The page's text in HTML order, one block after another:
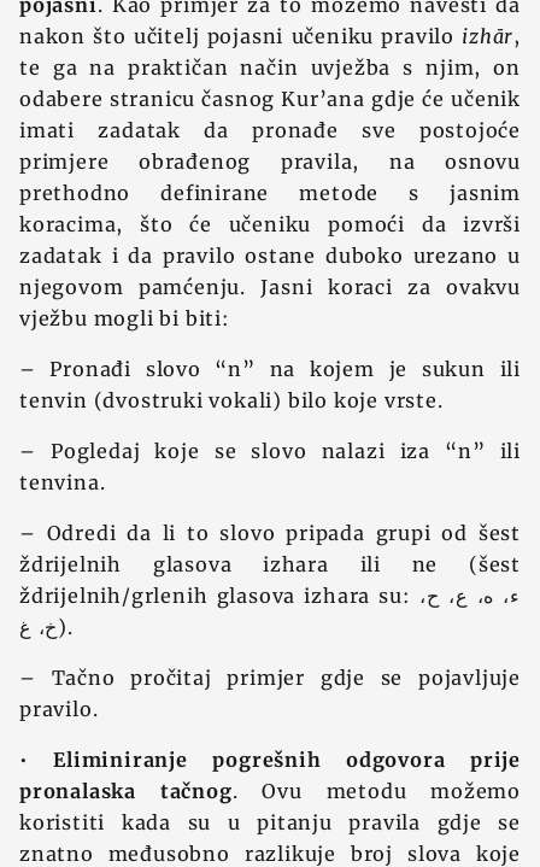
pojasni. Kao primjer za to možemo navesti da
nakon što učitelj pojasni učeniku pravilo izhār,
te ga na praktičan način uvježba s njim, on
odabere stranicu časnog Kur’ana gdje će učenik
imati zadatak da pronađe sve postojoće
primjere obrađenog pravila, na osnovu
prethodno definirane metode s jasnim
koracima, što će učeniku pomoći da izvrši
zadatak i da pravilo ostane duboko urezano u
njegovom pamćenju. Jasni koraci za ovakvu
vježbu mogli bi biti:
– Pronađi slovo “n” na kojem je sukun ili
tenvin (dvostruki vokali) bilo koje vrste.
– Pogledaj koje se slovo nalazi iza “n” ili
tenvina.
– Odredi da li to slovo pripada grupi od šest
ždrijelnih glasova izhara ili ne (šest
ždrijelnih/grlenih glasova izhara su: ء، ه، ع، ح،
خ، غ).
– Tačno pročitaj primjer gdje se pojavljuje
pravilo.
•Eliminiranje pogrešnih odgovora prije
pronalaska tačnog. Ovu metodu možemo
koristiti kada su u pitanju pravila gdje se
znatno međusobno razlikuje broj slova koje